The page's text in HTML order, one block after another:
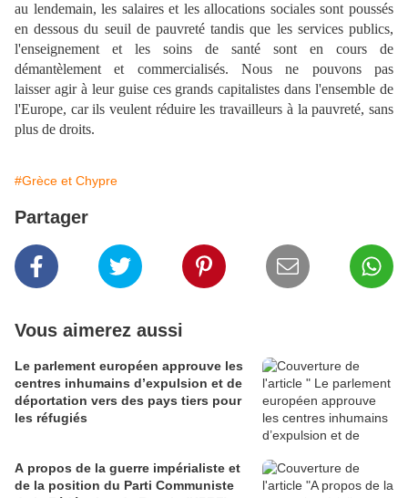
au lendemain, les salaires et les allocations sociales sont poussés
en dessous du seuil de pauvreté tandis que les services publics,
l'enseignement et les soins de santé sont en cours de
démantèlement et commercialisés. Nous ne pouvons pas
laisser agir à leur guise ces grands capitalistes dans l'ensemble de
l'Europe, car ils veulent réduire les travailleurs à la pauvreté, sans
plus de droits.
#Grèce et Chypre
Partager
Vous aimerez aussi
Le parlement européen approuve les
centres inhumains d’expulsion et de
déportation vers des pays tiers pour
les réfugiés
A propos de la guerre impérialiste et
de la position du Parti Communiste